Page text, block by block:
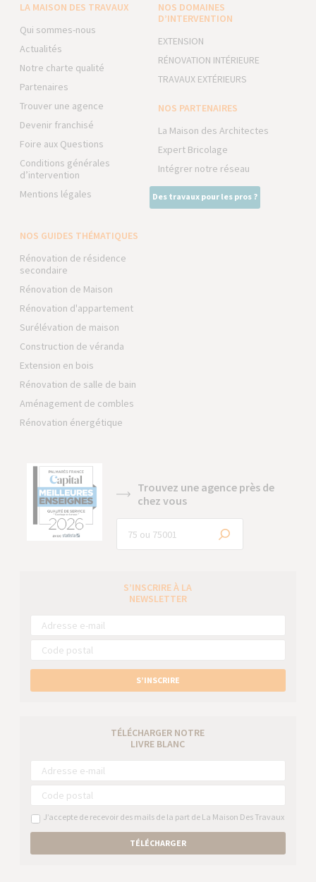
LA MAISON DES TRAVAUX
Qui sommes-nous
Actualités
Notre charte qualité
Partenaires
Trouver une agence
Devenir franchisé
Foire aux Questions
Conditions générales
d’intervention
Mentions légales
NOS DOMAINES
D’INTERVENTION
EXTENSION
RÉNOVATION INTÉRIEURE
TRAVAUX EXTÉRIEURS
NOS PARTENAIRES
La Maison des Architectes
Expert Bricolage
Intégrer notre réseau
Des travaux pour les pros ?
NOS GUIDES THÉMATIQUES
Rénovation de résidence
secondaire
Rénovation de Maison
Rénovation d'appartement
Surélévation de maison
Construction de véranda
Extension en bois
Rénovation de salle de bain
Aménagement de combles
Rénovation énergétique
Trouvez une agence près de
chez vous
S’INSCRIRE À LA
NEWSLETTER
S’INSCRIRE
TÉLÉCHARGER NOTRE
LIVRE BLANC
J’accepte de recevoir des mails de la part de La Maison Des Travaux
TÉLÉCHARGER